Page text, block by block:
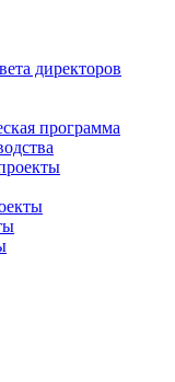
директоров
программа